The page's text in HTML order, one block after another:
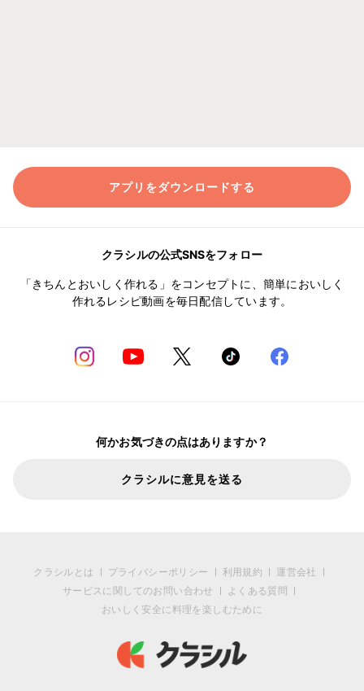
アプリをダウンロードする
クラシルの公式SNSをフォロー
「きちんとおいしく作れる」をコンセプトに、簡単においしく
作れるレシピ動画を毎日配信しています。
何かお気づきの点はありますか？
クラシルに意見を送る
クラシルとは プライバシーポリシー 利用規約
運営会社
サービスに関してのお問い合わせ
よくある質問
おいしく安全に料理を楽しむために